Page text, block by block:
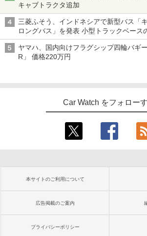
キャブトラクタ追加
三菱ふそう、インドネシアで新型バス「
ロングバス」を発表 小型トラックベース
バス
ヤマハ、国内向けフラグシップ四輪バギ
R」 価格220万円
Car Watch をフォロー
本サイトのご利用について
広告掲載のご案内
プライバシーポリシー